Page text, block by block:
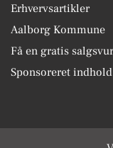
Erhvervsartikler
Aalborg Kommune
Få en gratis
Sponsoreret indhold